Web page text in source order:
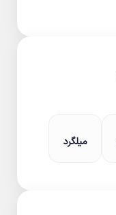
میلگرد